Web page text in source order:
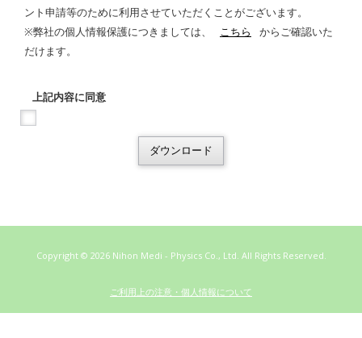
ント申請等のために利用させていただくことがございます。
※弊社の個人情報保護につきましては、
こちら
からご確認いた
だけます。
上記内容に同意
ダウンロード
Copyright © 2026 Nihon Medi - Physics Co., Ltd. All Rights Reserved.
ご利用上の注意・個人情報について